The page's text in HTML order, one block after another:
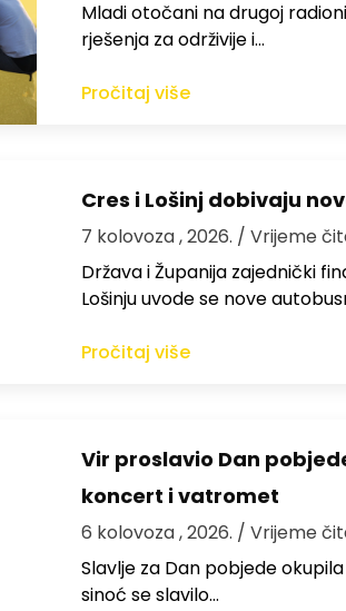
Mladi otočani na drugoj
rješenja za održivije i…
Pročitaj više
Cres i Lošinj dobivaju
7 kolovoza , 2026. / Vrijeme
Država i Županija zajednički
Lošinju uvode se nove
Pročitaj više
Vir proslavio Dan
koncert i vatromet
6 kolovoza , 2026. / Vrijeme
Slavlje za Dan pobjede
sinoć se slavilo…